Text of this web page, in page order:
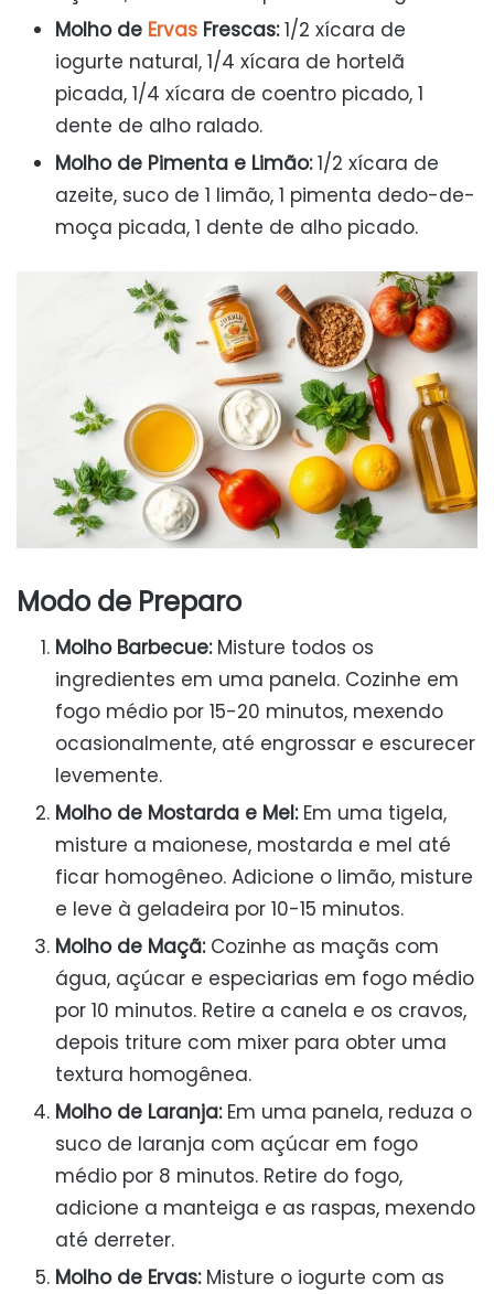
Molho de Ervas Frescas:1/2 xícara de
iogurte natural, 1/4 xícara de hortelã
picada, 1/4 xícara de coentro picado, 1
dente de alho ralado.
Molho de Pimenta e Limão:1/2 xícara de
azeite, suco de 1 limão, 1 pimenta dedo-de-
moça picada, 1 dente de alho picado.
Modo de Preparo
Molho Barbecue:Misture todos os
ingredientes em uma panela. Cozinhe em
fogo médio por 15-20 minutos, mexendo
ocasionalmente, até engrossar e escurecer
levemente.
Molho de Mostarda e Mel:Em uma tigela,
misture a maionese, mostarda e mel até
ficar homogêneo. Adicione o limão, misture
e leve à geladeira por 10-15 minutos.
Molho de Maçã:Cozinhe as maçãs com
água, açúcar e especiarias em fogo médio
por 10 minutos. Retire a canela e os cravos,
depois triture com mixer para obter uma
textura homogênea.
Molho de Laranja:Em uma panela, reduza o
suco de laranja com açúcar em fogo
médio por 8 minutos. Retire do fogo,
adicione a manteiga e as raspas, mexendo
até derreter.
Molho de Ervas:Misture o iogurte com as